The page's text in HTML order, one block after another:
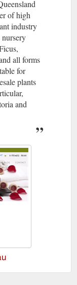
of high
industry
all forms
for
plants
and